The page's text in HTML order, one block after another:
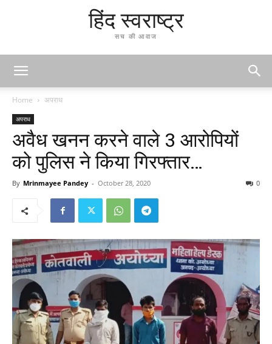
हिंद स्वराष्ट्र
सच की आवाज
Home अपराध
अपराध
अवैध खनन करने वाले 3 आरोपियों
को पुलिस ने किया गिरफ्तार…
By Mrinmayee Pandey - October 28, 2020 0